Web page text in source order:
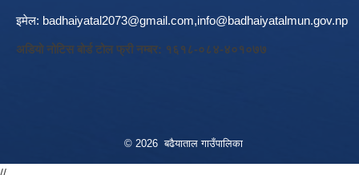
इमेल: badhaiyatal2073@gmail.com,info@badhaiyatalmun.gov.np
अडियो नोटिस बोर्ड टोल फ्री नम्बर: १६१८-०८४-४०१०७७
© 2026 बढैयाताल गाउँपालिका